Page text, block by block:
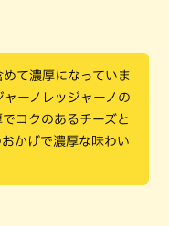
て濃厚になっていま
ーノレッジャーノの
コクのあるチーズと
かげで濃厚な味わい